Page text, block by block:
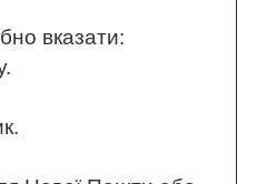
вказати: